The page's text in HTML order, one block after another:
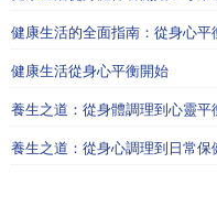
健康生活的全面指南：從身心平
健康生活從身心平衡開始
養生之道：從身體調理到心靈平
養生之道：從身心調理到日常保